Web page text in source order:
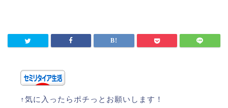
↑気に入ったらポチっとお願いします！